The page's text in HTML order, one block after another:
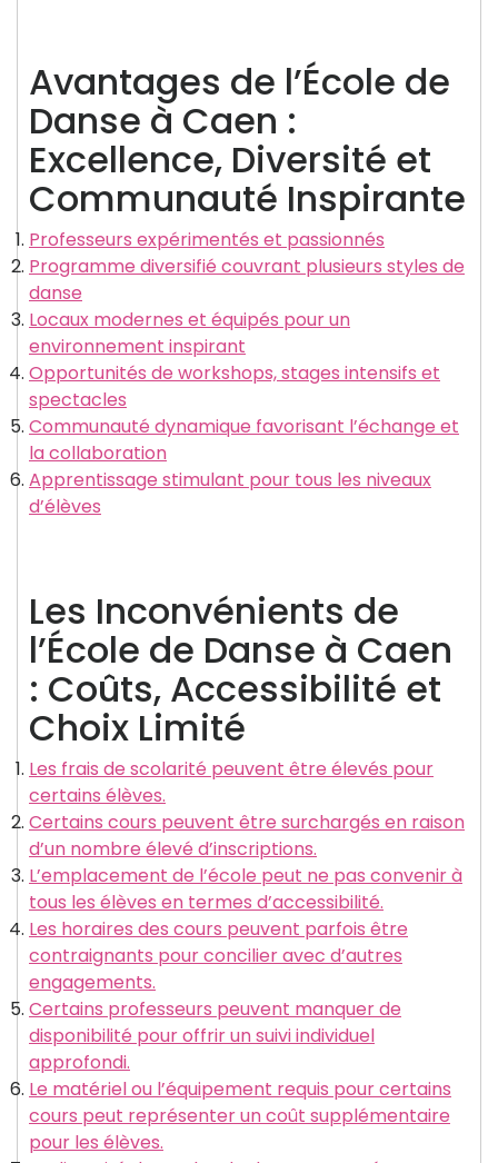
Avantages de l’École de
Danse à Caen :
Excellence, Diversité et
Communauté Inspirante
Professeurs expérimentés et passionnés
Programme diversifié couvrant plusieurs styles de
danse
Locaux modernes et équipés pour un
environnement inspirant
Opportunités de workshops, stages intensifs et
spectacles
Communauté dynamique favorisant l’échange et
la collaboration
Apprentissage stimulant pour tous les niveaux
d’élèves
Les Inconvénients de
l’École de Danse à Caen
: Coûts, Accessibilité et
Choix Limité
Les frais de scolarité peuvent être élevés pour
certains élèves.
Certains cours peuvent être surchargés en raison
d’un nombre élevé d’inscriptions.
L’emplacement de l’école peut ne pas convenir à
tous les élèves en termes d’accessibilité.
Les horaires des cours peuvent parfois être
contraignants pour concilier avec d’autres
engagements.
Certains professeurs peuvent manquer de
disponibilité pour offrir un suivi individuel
approfondi.
Le matériel ou l’équipement requis pour certains
cours peut représenter un coût supplémentaire
pour les élèves.